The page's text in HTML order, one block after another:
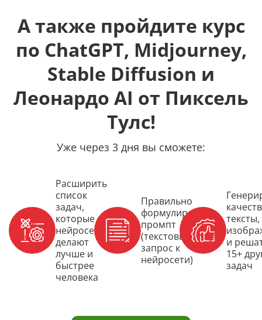
А также пройдите курс
по ChatGPT, Midjourney,
Stable Diffusion и
Леонардо AI от Пиксель
Тулс!
Уже через 3 дня вы сможете:
Расширить
список
задач,
которые
нейросети
делают
лучше и
быстрее
человека
Правильно
формулировать
промпт
(текстовый
запрос к
нейросети)
тексты,
и
15+
задач